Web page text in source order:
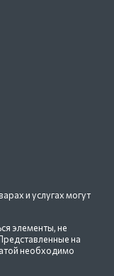
и услугах могут
элементы, не
на
необходимо